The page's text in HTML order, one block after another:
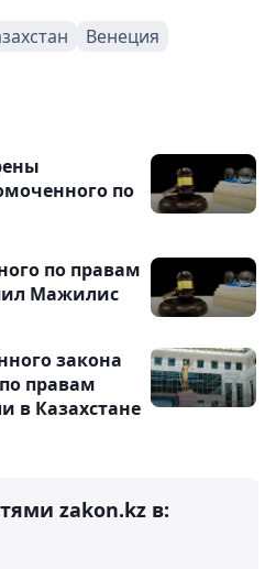
Венеция
по
по правам
Мажилис
закона
правам
в Казахстане
zakon.kz в: